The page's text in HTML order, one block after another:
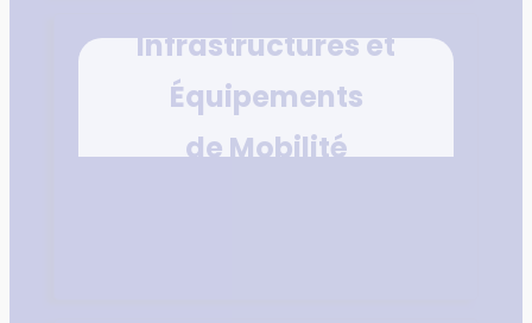
Infrastructures et
Équipements
de Mobilité